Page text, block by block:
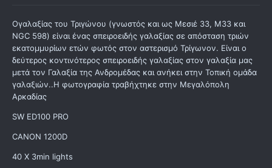
Ογαλαξίας του Τριγώνου (γνωστός και ως Μεσιέ 33, Μ33 και
NGC 598) είναι ένας σπειροειδής γαλαξίας σε απόσταση τριών
εκατομμυρίων ετών φωτός στον αστερισμό Τρίγωνον. Είναι ο
δεύτερος κοντινότερος σπειροειδής γαλαξίας στον γαλαξία μας
μετά τον Γαλαξία της Ανδρομέδας και ανήκει στην Τοπική ομάδα
γαλαξιών..H φωτογραφία τραβήχτηκε στην Μεγαλόπολη
Αρκαδίας
SW ED100 PRO
CANON 1200D
40 X 3min lights